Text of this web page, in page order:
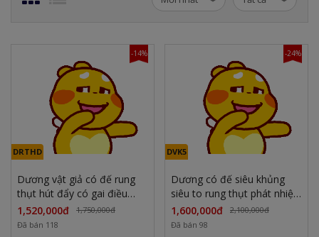
-14%
DRTHD
Dương vật giả có đế rung
thụt hút đẩy có gai điều
khiển qua app
1,520,000đ
1,750,000đ
Đã bán 118
-24%
DVK5
Dương có đế siêu khủng
siêu to rung thụt phát nhiệt
5.5cm
1,600,000đ
2,100,000đ
Đã bán 98